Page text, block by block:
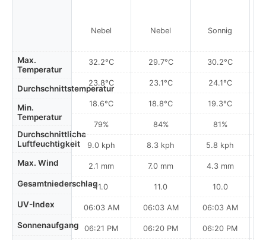
Max.
Temperatur
Durchschnittstemperatur
Min.
Temperatur
Durchschnittliche
Luftfeuchtigkeit
Max. Wind
Gesamtniederschlag
UV-Index
Sonnenaufgang
Nebel
32.2°C
23.8°C
18.6°C
79%
9.0 kph
2.1 mm
11.0
06:03 AM
06:21 PM
Nebel
29.7°C
23.1°C
18.8°C
84%
8.3 kph
7.0 mm
11.0
06:03 AM
06:20 PM
Sonnig
30.2°C
24.1°C
19.3°C
81%
5.8 kph
4.3 mm
10.0
06:03 AM
06:20 PM